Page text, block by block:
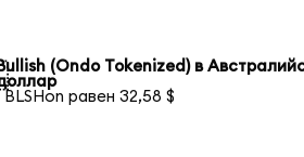
Bullish (Ondo Tokenized) в
BLSHon равен 32,58 $